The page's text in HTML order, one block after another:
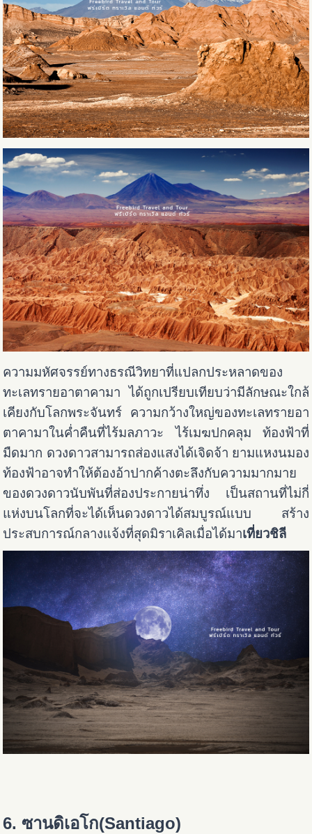
ความมหัศจรรย์ทางธรณีวิทยาที่แปลกประหลาดของ
ทะเลทรายอาตาคามา ได้ถูกเปรียบเทียบว่ามีลักษณะใกล้
เคียงกับโลกพระจันทร์ ความกว้างใหญ่ของทะเลทรายอา
ตาคามาในค่ำคืนที่ไร้มลภาวะ ไร้เมฆปกคลุม ท้องฟ้าที่
มืดมาก ดวงดาวสามารถส่องแสงได้เจิดจ้า ยามแหงนมอง
ท้องฟ้าอาจทำให้ต้องอ้าปากค้างตะลึงกับความมากมาย
ของดวงดาวนับพันที่ส่องประกายน่าทึ่ง เป็นสถานที่ไม่กี่
แห่งบนโลกที่จะได้เห็นดวงดาวได้สมบูรณ์แบบ สร้าง
ประสบการณ์กลางแจ้งที่สุดมิราเคิลเมื่อได้มาเที่ยวชิลี
6. ซานดิเอโก(Santiago)